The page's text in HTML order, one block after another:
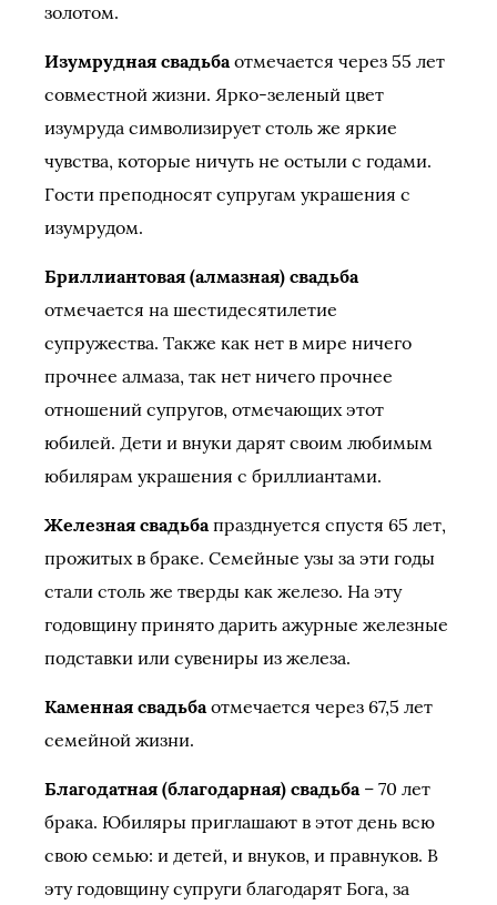
золотом.
Изумрудная свадьбаотмечается через 55 лет
совместной жизни. Ярко-зеленый цвет
изумруда символизирует столь же яркие
чувства, которые ничуть не остыли с годами.
Гости преподносят супругам украшения с
изумрудом.
Бриллиантовая (алмазная) свадьба
отмечается на шестидесятилетие
супружества. Также как нет в мире ничего
прочнее алмаза, так нет ничего прочнее
отношений супругов, отмечающих этот
юбилей. Дети и внуки дарят своим любимым
юбилярам украшения с бриллиантами.
Железная свадьбапразднуется спустя 65 лет,
прожитых в браке. Семейные узы за эти годы
стали столь же тверды как железо. На эту
годовщину принято дарить ажурные железные
подставки или сувениры из железа.
Каменная свадьбаотмечается через 67,5 лет
семейной жизни.
Благодатная (благодарная) свадьба– 70 лет
брака. Юбиляры приглашают в этот день всю
свою семью: и детей, и внуков, и правнуков. В
эту годовщину супруги благодарят Бога, за